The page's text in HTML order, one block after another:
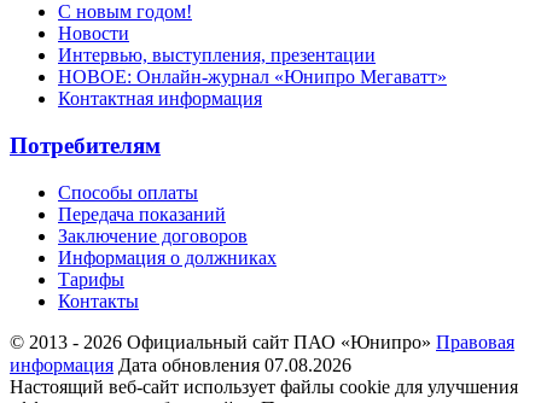
С новым годом!
Новости
Интервью, выступления, презентации
НОВОЕ: Онлайн-журнал «Юнипро Мегаватт»
Контактная информация
Потребителям
Способы оплаты
Передача показаний
Заключение договоров
Информация о должниках
Тарифы
Контакты
© 2013 - 2026 Официальный сайт ПАО «Юнипро» Правовая
информация Дата обновления 07.08.2026
Настоящий веб-сайт использует файлы cookie для улучшения